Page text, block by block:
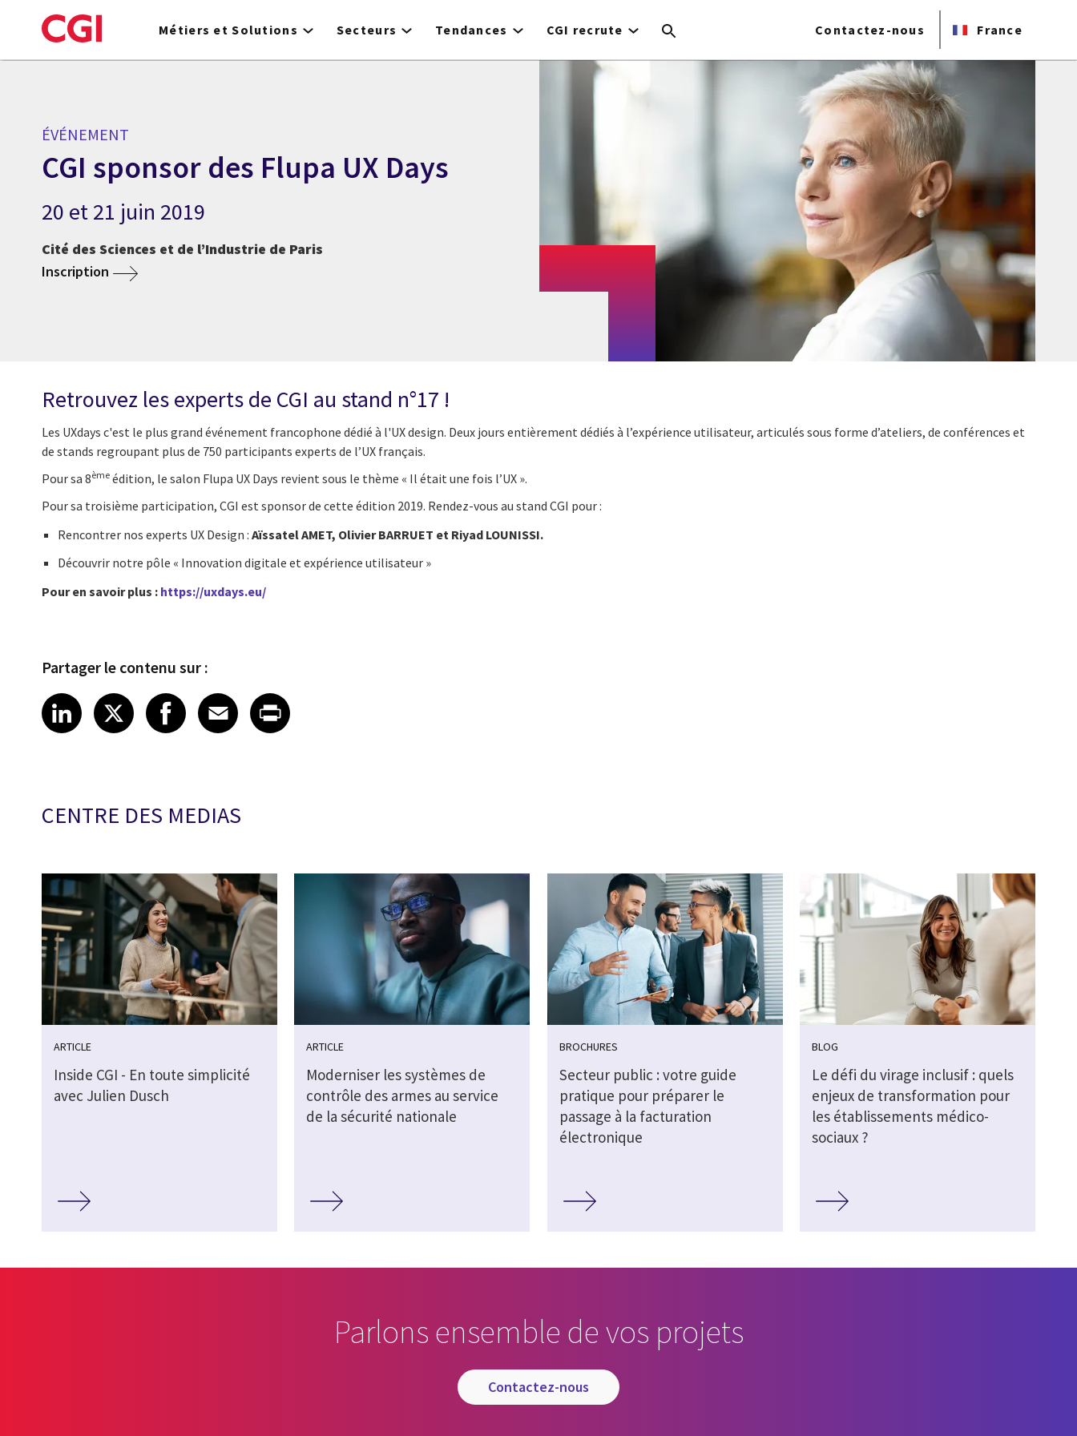
to
Métiers et Solutions Secteurs Tendances CGI recrute Contactez-nous France
ÉVÉNEMENT
CGI sponsor des Flupa UX Days
20 et 21 juin 2019
Cité des Sciences et de l’Industrie de Paris
Inscription
Retrouvez les experts de CGI au stand n°17 !
Les UXdays c'est le plus grand événement francophone dédié à l'UX design. Deux jours entièrement dédiés à l’expérience utilisateur, articulés sous forme d’ateliers, de conférences et
de stands regroupant plus de 750 participants experts de l’UX français.
Pour sa 8ème édition, le salon Flupa UX Days revient sous le thème « Il était une fois l’UX ».
Pour sa troisième participation, CGI est sponsor de cette édition 2019. Rendez-vous au stand CGI pour :
Rencontrer nos experts UX Design : Aïssatel AMET, Olivier BARRUET et Riyad LOUNISSI.
Découvrir notre pôle « Innovation digitale et expérience utilisateur »
Pour en savoir plus : https://uxdays.eu/
Partager le contenu sur :
Share article on LinkedIn
LinkedIn
Share article on X
XShare article on Facebook
Facebook
Share article on Email
Email
Share article on Print
CENTRE DES MEDIAS
ARTICLE
Inside CGI - En toute simplicité
avec Julien Dusch
ARTICLE
Moderniser les systèmes de
contrôle des armes au service
de la sécurité nationale
BROCHURES
Secteur public : votre guide
pratique pour préparer le
passage à la facturation
électronique
BLOG
Le défi du virage inclusif : quels
enjeux de transformation pour
les établissements médico-
sociaux ?
Parlons ensemble de vos projets
contactez-nous